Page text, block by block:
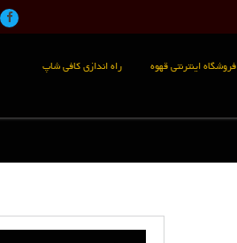
فروشگاه اینترنتی قهوه راه اندازی کافی شاپ